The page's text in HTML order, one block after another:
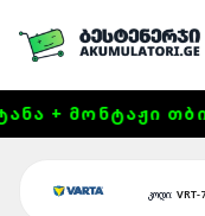
+ ᲛᲝᲜᲢᲐᲟᲘ
კოდი: VRT-